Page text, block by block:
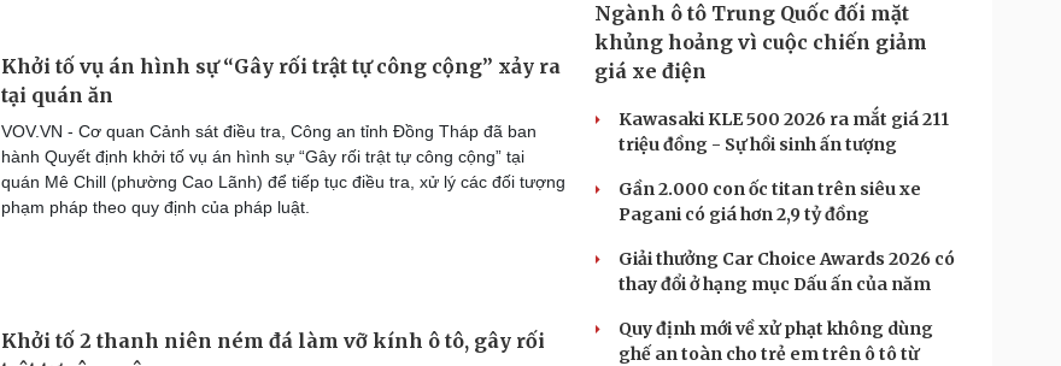
Khởi tố vụ án hình sự “Gây rối trật tự công cộng” xảy ra
tại quán ăn
VOV.VN - Cơ quan Cảnh sát điều tra, Công an tỉnh Đồng Tháp đã ban
hành Quyết định khởi tố vụ án hình sự “Gây rối trật tự công cộng” tại
quán Mê Chill (phường Cao Lãnh) để tiếp tục điều tra, xử lý các đối tượng
phạm pháp theo quy định của pháp luật.
Khởi tố 2 thanh niên ném đá làm vỡ kính ô tô, gây rối
Ngành ô tô Trung Quốc đối mặt
khủng hoảng vì cuộc chiến giảm
giá xe điện
Kawasaki KLE 500 2026 ra mắt giá 211
triệu đồng - Sự hồi sinh ấn tượng
Gần 2.000 con ốc titan trên siêu xe
Pagani có giá hơn 2,9 tỷ đồng
Giải thưởng Car Choice Awards 2026 có
thay đổi ở hạng mục Dấu ấn của năm
Quy định mới về xử phạt không dùng
ghế an toàn cho trẻ em trên ô tô từ